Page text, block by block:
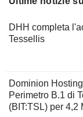
DHH completa
Tessellis
Dominion
Perimetro B.1 di
(BIT:TSL) per 4,2